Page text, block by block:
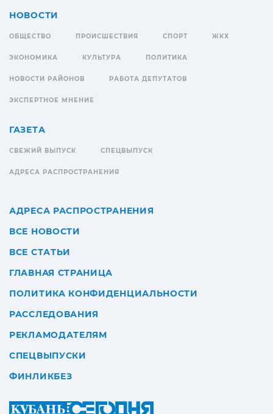
НОВОСТИ
ОБЩЕСТВО ПРОИСШЕСТВИЯ СПОРТ ЖКХ
ЭКОНОМИКА КУЛЬТУРА ПОЛИТИКА
НОВОСТИ РАЙОНОВ РАБОТА ДЕПУТАТОВ
ЭКСПЕРТНОЕ МНЕНИЕ
ГАЗЕТА
СВЕЖИЙ ВЫПУСК СПЕЦВЫПУСК
АДРЕСА РАСПРОСТРАНЕНИЯ
АДРЕСА РАСПРОСТРАНЕНИЯ
ВСЕ НОВОСТИ
ВСЕ СТАТЬИ
ГЛАВНАЯ СТРАНИЦА
ПОЛИТИКА КОНФИДЕНЦИАЛЬНОСТИ
РАССЛЕДОВАНИЯ
РЕКЛАМОДАТЕЛЯМ
СПЕЦВЫПУСКИ
ФИНЛИКБЕЗ